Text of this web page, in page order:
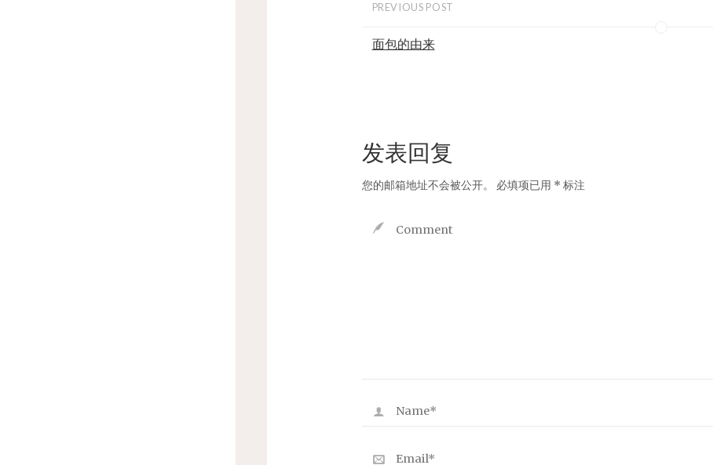
PREVIOUS POST
面包的由来
发表回复
您的邮箱地址不会被公开。 必填项已用 * 标注